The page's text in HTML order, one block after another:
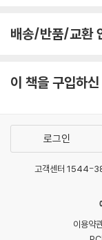
고 칭하는 이유일 것이
만날 수 있다니 펭귄
“나는 보다 나은 운명
1953년도에 발표하여
솔 벨로의 출세작이자
정도로 이 작품에 대
는 새로운 인생관을
인간은 인간 자신이
배송/반품/교환
이 책을 구입하
로그인
고객센터 1544-
이용약